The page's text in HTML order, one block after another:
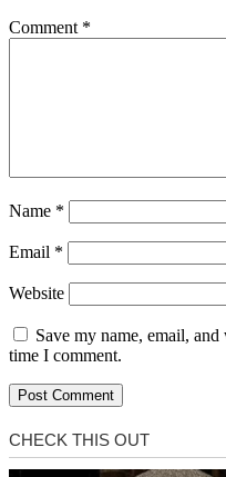
Comment *
Name *
Email *
Website
Save my name, email,
time I comment.